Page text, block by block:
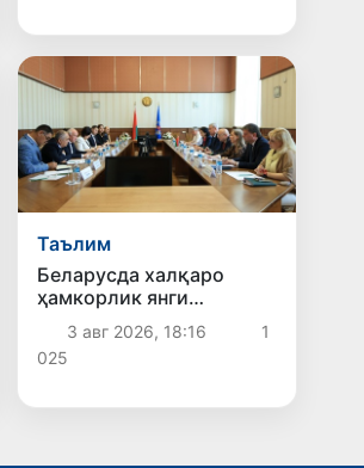
Таълим
Беларусда халқаро
ҳамкорлик янги
босқичга кўтарилди:
Бухоро давлат техника
университети
сафари самарали
3 авг 2026, 18:16
1
025